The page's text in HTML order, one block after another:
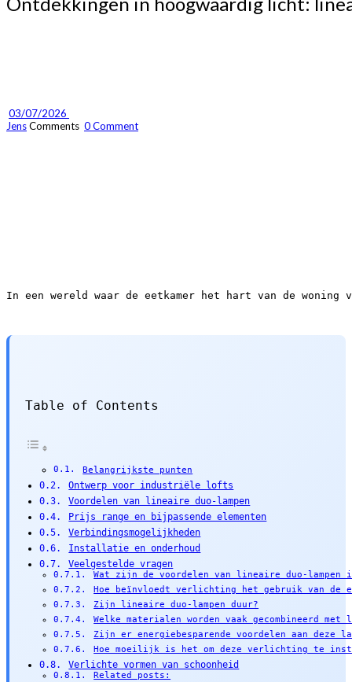
03/07/2026
JensComments 0 Comment
In een wereld waar de eetkamer het hart van de
Table of Contents
Belangrijkste punten
Ontwerp voor industriële lofts
Voordelen van lineaire duo-lampen
Prijs range en bijpassende elementen
Verbindingsmogelijkheden
Installatie en onderhoud
Veelgestelde vragen
Wat zijn de voordelen van lineaire duo-lampen
Hoe beïnvloedt verlichting het gebruik van de
Zijn lineaire duo-lampen duur?
Welke materialen worden vaak gecombineerd met
Zijn er energiebesparende voordelen aan deze
Hoe moeilijk is het om deze verlichting te
Verlichte vormen van schoonheid
Related posts: